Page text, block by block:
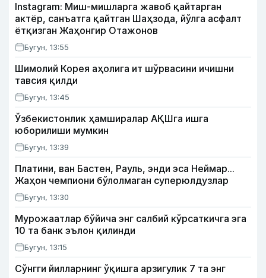
Instagram: Миш-мишларга жавоб қайтарган
актёр, санъатга қайтган Шаҳзода, йўлга асфалт
ётқизган Жаҳонгир Отажонов
Бугун, 13:55
Шимолий Корея аҳолига ит шўрвасини ичишни
тавсия қилди
Бугун, 13:45
Ўзбекистонлик ҳамширалар АҚШга ишга
юборилиши мумкин
Бугун, 13:39
Платини, ван Бастен, Рауль, энди эса Неймар...
Жаҳон чемпиони бўлолмаган суперюлдузлар
Бугун, 13:30
Мурожаатлар бўйича энг салбий кўрсаткичга эга
10 та банк эълон қилинди
Бугун, 13:15
Сўнгги йилларнинг ўқишга арзигулик 7 та энг